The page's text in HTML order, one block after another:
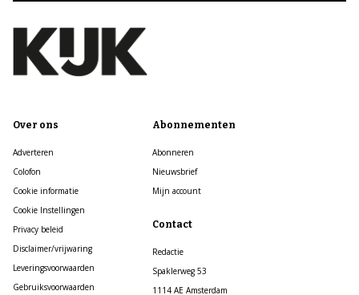
Over ons
Adverteren
Colofon
Cookie informatie
Cookie Instellingen
Privacy beleid
Disclaimer/vrijwaring
Leveringsvoorwaarden
Gebruiksvoorwaarden
Abonnementen
Abonneren
Nieuwsbrief
Mijn account
Contact
Redactie
Spaklerweg 53
1114 AE Amsterdam